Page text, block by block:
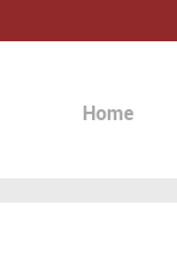
Home